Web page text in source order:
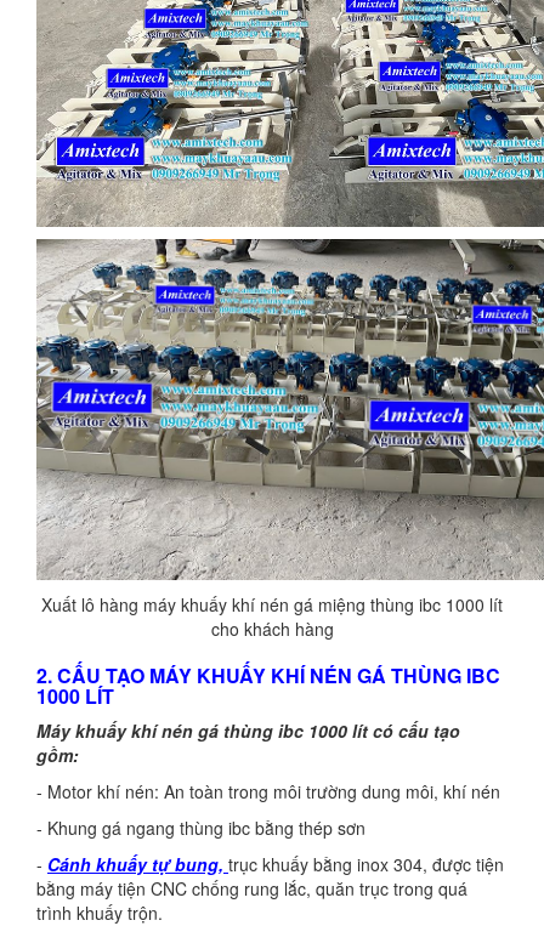
Xuất lô hàng máy khuấy khí nén gá miệng thùng ibc 1000 lít
cho khách hàng
2. CẤU TẠO MÁY KHUẤY KHÍ NÉN GÁ THÙNG IBC
1000 LÍT
Máy khuấy khí nén gá thùng ibc 1000 lít có cấu tạo
gồm:
- Motor khí nén: An toàn trong môi trường dung môi, khí nén
- Khung gá ngang thùng ibc bằng thép sơn
- Cánh khuấy tự bung, trục khuấy bằng inox 304, được tiện
bằng máy tiện CNC chống rung lắc, quăn trục trong quá
trình khuấy trộn.